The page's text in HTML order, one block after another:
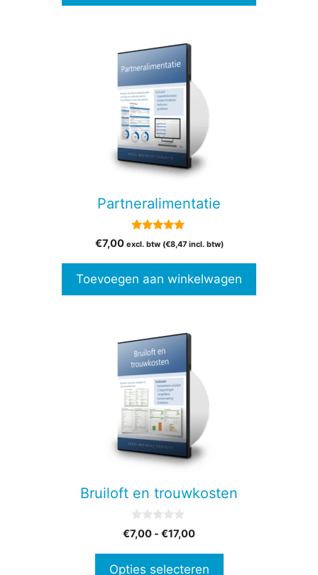
Partneralimentatie
5.00
van 5
€7,00 excl. btw (€8,47incl. btw)
Toevoegen aan winkelwagen
Bruiloft en trouwkosten
0
v
5
€7,00 - €17,00Prijsklasse:
Opties selecteren
productpagina